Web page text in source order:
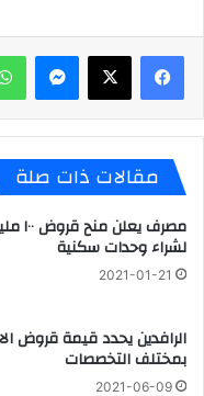
مقالات ذات صلة
مصرف يعلن
لشراء وحدات سكنية
2021-01-21
الرافدين يحدد قيمة قروض
بمختلف التخصصات
2021-06-09